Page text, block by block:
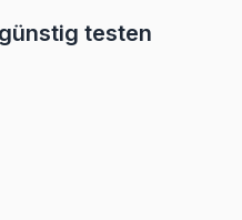
testen